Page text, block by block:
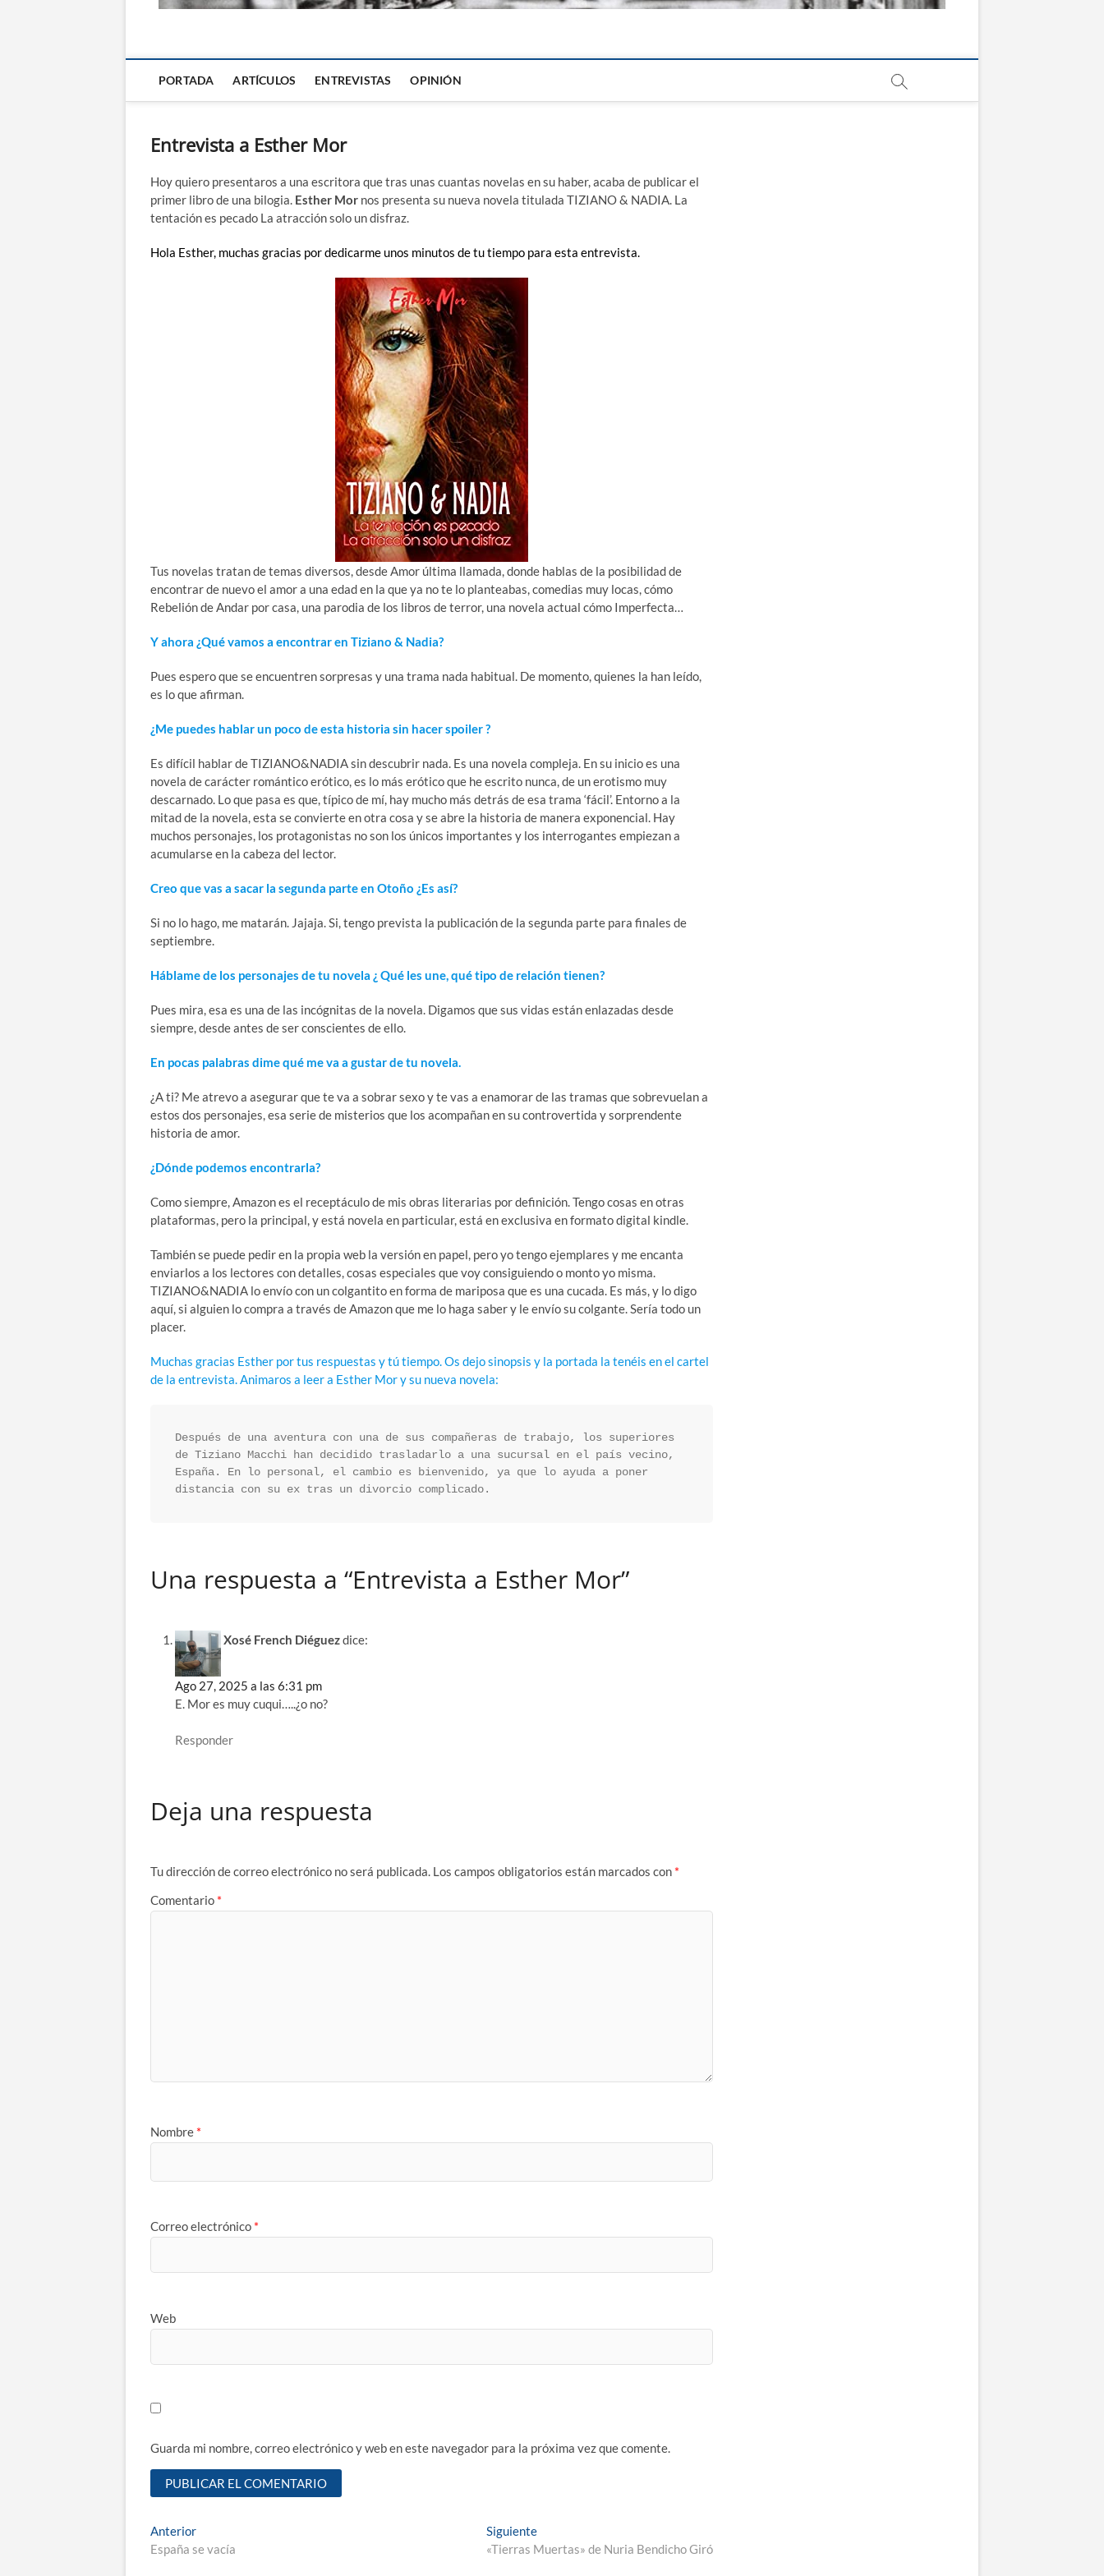
PORTADA ARTÍCULOS ENTREVISTAS OPINIÓN
Entrevista a Esther Mor
Hoy quiero presentaros a una escritora que tras unas cuantas novelas en su haber, acaba de publicar el
primer libro de una bilogia. Esther Mor nos presenta su nueva novela titulada TIZIANO & NADIA. La
tentación es pecado La atracción solo un disfraz.
Hola Esther, muchas gracias por dedicarme unos minutos de tu tiempo para esta entrevista.
Tus novelas tratan de temas diversos, desde Amor última llamada, donde hablas de la posibilidad de
encontrar de nuevo el amor a una edad en la que ya no te lo planteabas, comedias muy locas, cómo
Rebelión de Andar por casa, una parodia de los libros de terror, una novela actual cómo Imperfecta…
Y ahora ¿Qué vamos a encontrar en Tiziano & Nadia?
Pues espero que se encuentren sorpresas y una trama nada habitual. De momento, quienes la han leído,
es lo que afirman.
¿Me puedes hablar un poco de esta historia sin hacer spoiler ?
Es difícil hablar de TIZIANO&NADIA sin descubrir nada. Es una novela compleja. En su inicio es una
novela de carácter romántico erótico, es lo más erótico que he escrito nunca, de un erotismo muy
descarnado. Lo que pasa es que, típico de mí, hay mucho más detrás de esa trama ‘fácil’. Entorno a la
mitad de la novela, esta se convierte en otra cosa y se abre la historia de manera exponencial. Hay
muchos personajes, los protagonistas no son los únicos importantes y los interrogantes empiezan a
acumularse en la cabeza del lector.
Creo que vas a sacar la segunda parte en Otoño ¿Es así?
Si no lo hago, me matarán. Jajaja. Si, tengo prevista la publicación de la segunda parte para finales de
septiembre.
Háblame de los personajes de tu novela ¿ Qué les une, qué tipo de relación tienen?
Pues mira, esa es una de las incógnitas de la novela. Digamos que sus vidas están enlazadas desde
siempre, desde antes de ser conscientes de ello.
En pocas palabras dime qué me va a gustar de tu novela.
¿A ti? Me atrevo a asegurar que te va a sobrar sexo y te vas a enamorar de las tramas que sobrevuelan a
estos dos personajes, esa serie de misterios que los acompañan en su controvertida y sorprendente
historia de amor.
¿Dónde podemos encontrarla?
Como siempre, Amazon es el receptáculo de mis obras literarias por definición. Tengo cosas en otras
plataformas, pero la principal, y está novela en particular, está en exclusiva en formato digital kindle.
También se puede pedir en la propia web la versión en papel, pero yo tengo ejemplares y me encanta
enviarlos a los lectores con detalles, cosas especiales que voy consiguiendo o monto yo misma.
TIZIANO&NADIA lo envío con un colgantito en forma de mariposa que es una cucada. Es más, y lo digo
aquí, si alguien lo compra a través de Amazon que me lo haga saber y le envío su colgante. Sería todo un
placer.
Muchas gracias Esther por tus respuestas y tú tiempo. Os dejo sinopsis y la portada la tenéis en el cartel
de la entrevista. Animaros a leer a Esther Mor y su nueva novela:
Después de una aventura con una de sus compañeras de trabajo, los superiores
de Tiziano Macchi han decidido trasladarlo a una sucursal en el país vecino,
España. En lo personal, el cambio es bienvenido, ya que lo ayuda a poner
distancia con su ex tras un divorcio complicado.
Una respuesta a “Entrevista a Esther Mor”
Xosé French Diéguezdice:
Ago 27, 2025 a las 6:31 pm
E. Mor es muy cuqui…..¿o no?
Responder
Deja una respuesta
Tu dirección de correo electrónico no será publicada. Los campos obligatorios están marcados con *
Comentario *
Nombre *
Correo electrónico *
Web
Guarda mi nombre, correo electrónico y web en este navegador para la próxima vez que comente.
Navegación
de
AnteriorEntrada
anterior:
España se vacía
SiguienteEntrada
siguiente:
«Tierras Muertas» de Nuria Bendicho Giró